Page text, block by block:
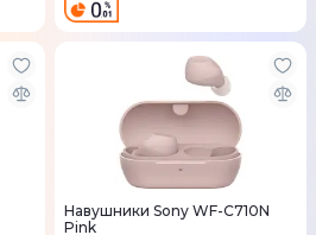
Навушники Sony WF-C710N
Pink